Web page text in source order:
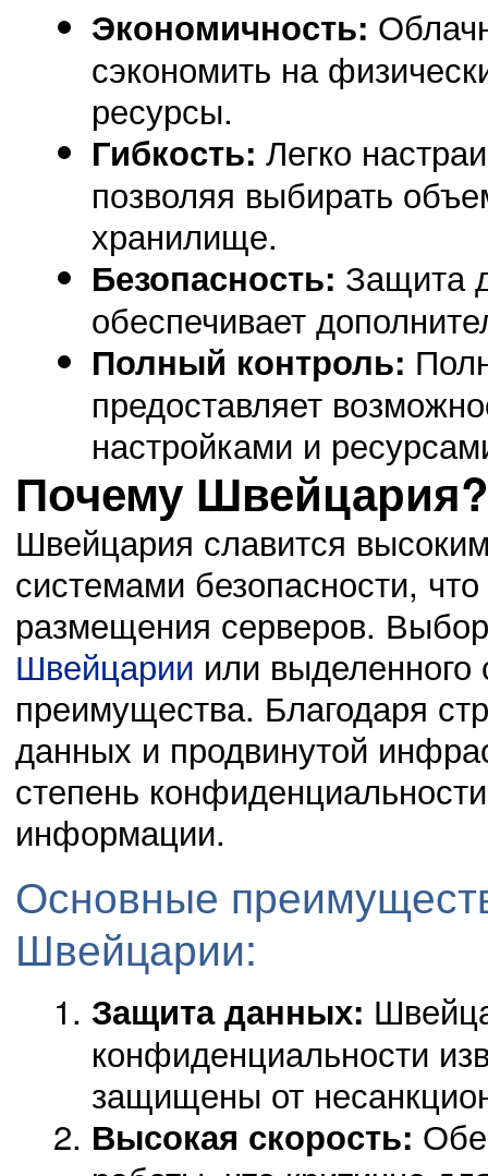
0
23:41:00
02.11.14
23:40:00
Новое поколение обязано жизнью участникам ВОВ
Экономичность:
сэкономить на
ресурсы.
Гибкость: Легко
позволяя выбирать
хранилище.
Безопасность: Защита
обеспечивает
Полный контроль:
предоставляет
настройками и
Почему Швейцария?
Швейцария славится
системами безопасности,
размещения серверов.
Швейцарии или выделенного
преимущества. Благодаря
данных и продвинутой
степень
информации.
Основные
Швейцарии:
Защита данных:
конфиденциальности
защищены от
Высокая скорость: